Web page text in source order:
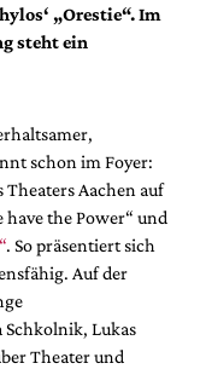
„Orestie“. Im
steht ein
schon im Foyer:
Theaters Aachen auf
the Power“ und
. So präsentiert sich
Auf der
Schkolnik, Lukas
Theater und